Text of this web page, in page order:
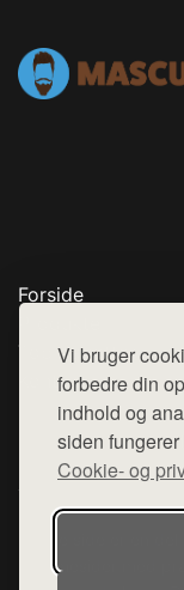
Vi bruger
forbedre din
indhold og
siden
Cookie- og
Forside
Top Rabatter
Kontakt
Denne side er en
hjemmesider med